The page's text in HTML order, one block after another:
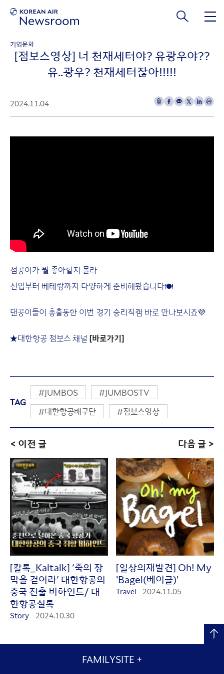
기업문화
[점보스영상] 너 천재세터야? 유광우야??
유..광우? 천재세터잖아!!!!!
2024.11.04
점공이가 뭘 좋아할지 몰라
신입부터 베테랑까지 다양하게 준비해봤습니다🍽
댄공이들이 총출동한 이번 경기 승리직캠 바로 만나보시죠💜
★대한항공 점보스 채널 [바로가기]
TAG
#JUMBOS
#JUMBOSTV
#대한항공배구단
#점보스영상
< 이전 글
[칼톡_Kaltalk] ‘죽의 장
막을 걷어라’ 대한항공의
중국 진출 비하인드/ 대
한항공실록
Story 2024.10.30
다음 글 >
[일상의재발견] Oh! My
'Bagel(베이글)'
Travel 2024.11.05
FAMILYSITE +